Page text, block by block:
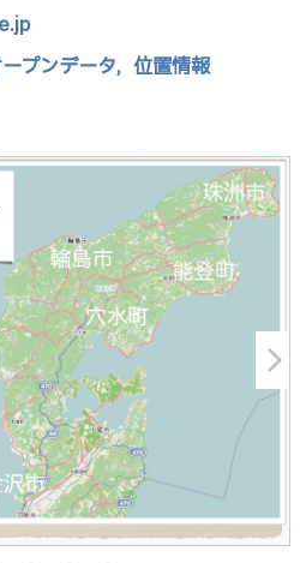
プンデータ, 位置情報
arrow_forward_ios